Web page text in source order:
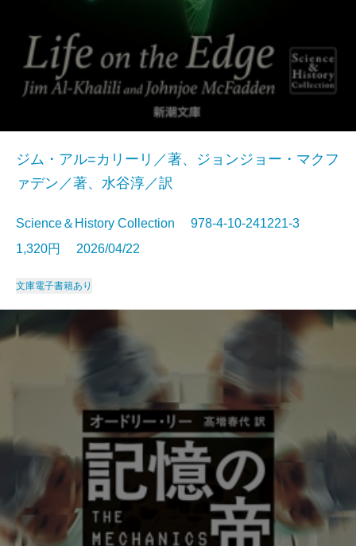
ジム・アル=カリーリ／著、ジョンジョー・マクフ
ァデン／著、水谷淳／訳
Science＆History Collection 978-4-10-241221-3
1,320円 2026/04/22
文庫電子書籍あり